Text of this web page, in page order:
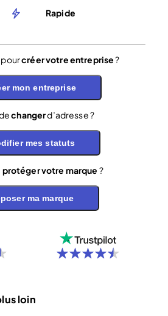
Rapide
pourcréer votre entreprise?
mon entreprise
changerd’adresse ?
mes statuts
protéger votre marque ?
ma marque
loin